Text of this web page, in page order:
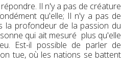
Il n'y a pas de créature
qu'elle; Il n'y a pas de
la profondeur de la passion du
qui ait mesuré plus qu'elle
Est-il possible de parler de
tue, où les nations se battent